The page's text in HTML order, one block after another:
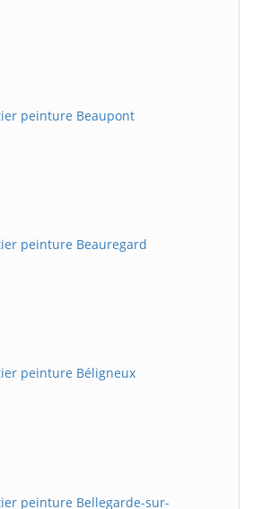
peinture Beaupont
peinture Beauregard
peinture Béligneux
peinture Bellegarde-sur-